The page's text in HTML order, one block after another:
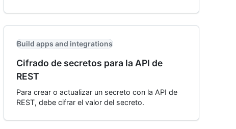
Build apps and integrations
Cifrado de secretos para la API de
REST
Para crear o actualizar un secreto con la API de
REST, debe cifrar el valor del secreto.